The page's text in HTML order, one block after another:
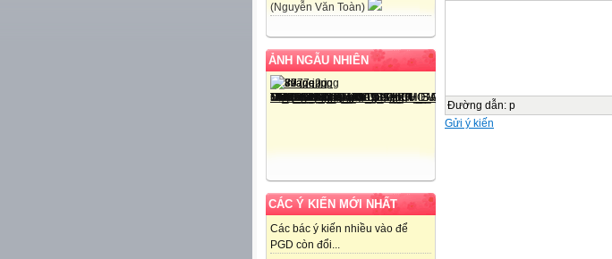
(Nguyễn Văn Toàn)
ẢNH NGẪU NHIÊN
CÁC Ý KIẾN MỚI NHẤT
Các bác ý kiến nhiều vào để
PGD còn đổi...
Đường dẫn: p
Gửi ý kiến